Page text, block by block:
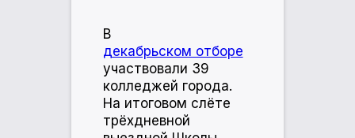
В
декабрьском отборе
участвовали 39
колледжей города.
На итоговом слёте
трёхдневной